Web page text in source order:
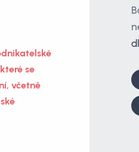
se
včetně